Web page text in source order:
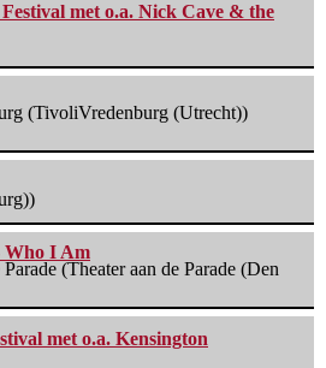
met o.a. Nick Cave & the
(TivoliVredenburg (Utrecht))
Who I Am
(Theater aan de Parade (Den
met o.a. Kensington